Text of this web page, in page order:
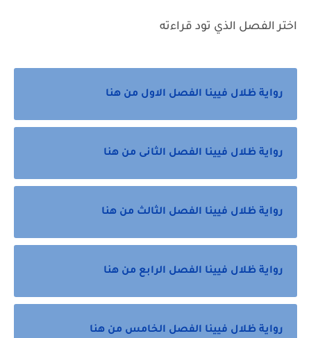
اختر الفصل الذي تود قراءته
رواية ظلال فيينا الفصل الاول من هنا
رواية ظلال فيينا الفصل الثانى من هنا
رواية ظلال فيينا الفصل الثالث من هنا
رواية ظلال فيينا الفصل الرابع من هنا
رواية ظلال فيينا الفصل الخامس من هنا